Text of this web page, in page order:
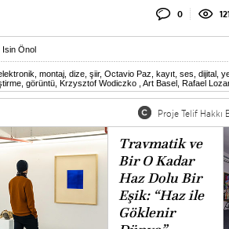
0
Isin Önol
montaj dize şiir, Octavio Paz kayıt ses dijital
görüntü Krzysztof Wodiczko Art Basel Rafael
Proje Telif Hakkı
Travmatik ve
Bir O Kadar
Haz Dolu Bir
Eşik: “Haz ile
Göklenir